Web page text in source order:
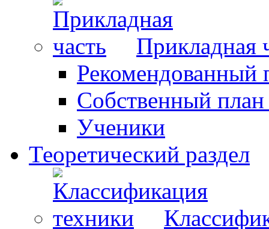
Прикладная
Рекомендованный
Собственный
Ученики
Теоретический раздел